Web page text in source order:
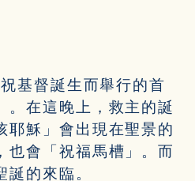
基督誕生而舉行的首
。在這晚上，救主的誕
耶穌」會出現在聖景的
也會「祝福馬槽」。而
的來臨。